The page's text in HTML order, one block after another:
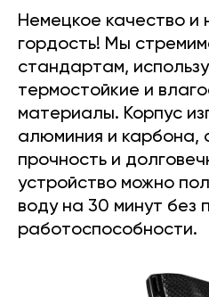
Немецкое качество
гордость! Мы
стандартам,
термостойкие и
материалы. Корпус
алюминия и карбона,
прочность и
устройство можно
воду на 30 минут без
работоспособности.